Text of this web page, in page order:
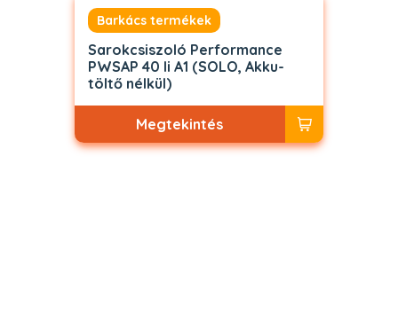
Barkács termékek
Sarokcsiszoló Performance
PWSAP 40 li A1 (SOLO, Akku-
töltő nélkül)
Megtekintés